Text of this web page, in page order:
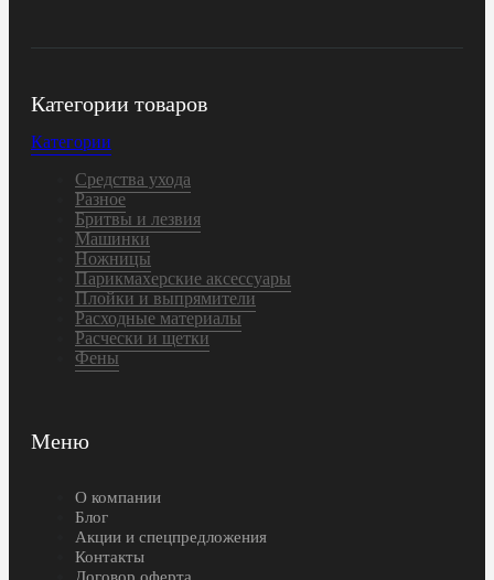
Категории товаров
Категории
Средства ухода
Разное
Бритвы и лезвия
Машинки
Ножницы
Парикмахерские аксессуары
Плойки и выпрямители
Расходные материалы
Расчески и щетки
Фены
Меню
О компании
Блог
Акции и спецпредложения
Контакты